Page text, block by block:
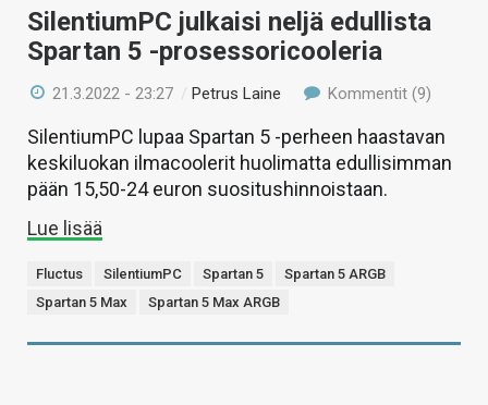
SilentiumPC julkaisi neljä edullista
Spartan 5 -prosessoricooleria
21.3.2022 - 23:27 /Petrus Laine Kommentit (9)
SilentiumPC lupaa Spartan 5 -perheen haastavan
keskiluokan ilmacoolerit huolimatta edullisimman
pään 15,50-24 euron suositushinnoistaan.
Lue lisää
Fluctus SilentiumPC Spartan 5
Spartan 5 ARGB
Spartan 5 Max
Spartan 5 Max ARGB